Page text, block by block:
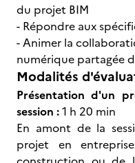
du projet BIM
- Répondre aux
- Animer la
numérique partagée
Modalités
Présentation d'un
session :1 h 20 min
En amont de la
projet en